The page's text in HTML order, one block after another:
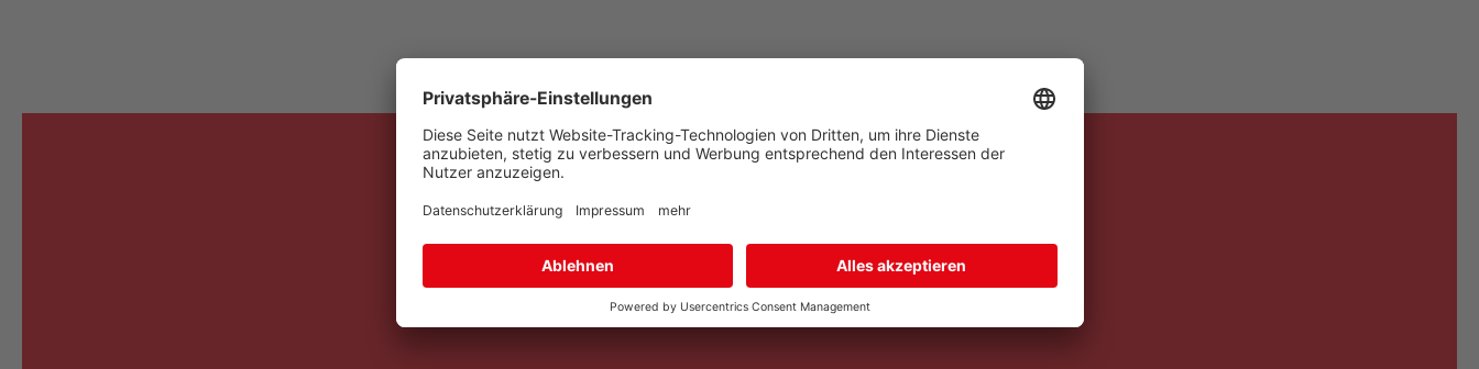
BAUFAS
Faserprodukte für den Bau GmbH & Co. KG